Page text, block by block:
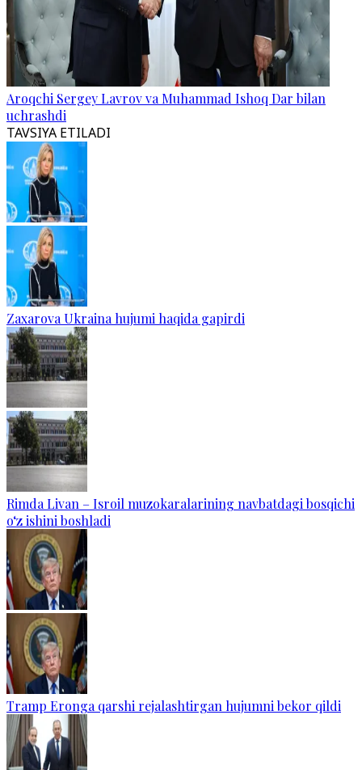
Aroqchi Sergey Lavrov va Muhammad Ishoq Dar bilan
uchrashdi
TAVSIYA ETILADI
Zaxarova Ukraina hujumi haqida gapirdi
Rimda Livan – Isroil muzokaralarining navbatdagi bosqichi
o‘z ishini boshladi
Tramp Eronga qarshi rejalashtirgan hujumni bekor qildi